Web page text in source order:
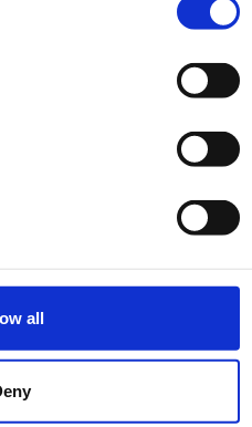
all
rifletta lo stile e la visione